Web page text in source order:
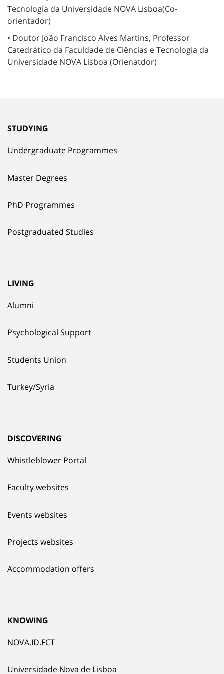
Tecnologia da Universidade NOVA Lisboa(Co-
orientador)
• Doutor João Francisco Alves Martins, Professor
Catedrático da Faculdade de Ciências e Tecnologia da
Universidade NOVA Lisboa (Orienatdor)
STUDYING
Undergraduate Programmes
Master Degrees
PhD Programmes
Postgraduated Studies
LIVING
Alumni
Psychological Support
Students Union
Turkey/Syria
DISCOVERING
Whistleblower Portal
Faculty websites
Events websites
Projects websites
Accommodation offers
KNOWING
NOVA.ID.FCT
Universidade Nova de Lisboa